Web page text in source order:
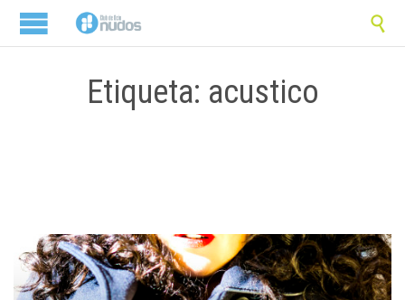

Etiqueta: acustico